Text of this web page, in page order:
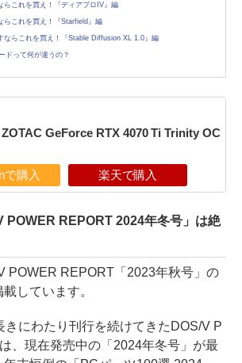
らこれを買え！『ディアブロIV』編
らこれを買え！『Starfield』編
ならこれを買え！『Stable Diffusion XL 1.0』編
ドって何が違うの？
ZOTAC GeForce RTX 4070 Ti Trinity OC
で購入 楽天で購入
POWER REPORT 2024年冬号」は絶
POWER REPORT「2023年秋号」の
しています。
にわたり刊行を続けてきたDOS/V P
、現在発売中の「2024年冬号」が最